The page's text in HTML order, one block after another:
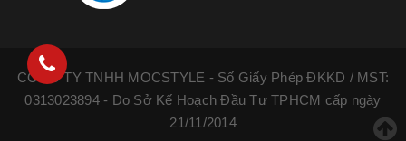
CÔNG TY TNHH MOCSTYLE - Số Giấy Phép ĐKKD / MST:
0313023894 - Do Sở Kế Hoạch Đầu Tư TPHCM cấp ngày
21/11/2014